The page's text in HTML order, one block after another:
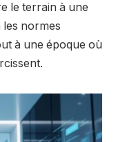
le terrain à une
normes
à une époque où